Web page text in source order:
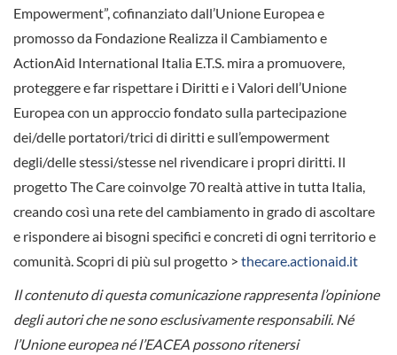
Empowerment”, cofinanziato dall’Unione Europea e
promosso da Fondazione Realizza il Cambiamento e
ActionAid International Italia E.T.S. mira a promuovere,
proteggere e far rispettare i Diritti e i Valori dell’Unione
Europea con un approccio fondato sulla partecipazione
dei/delle portatori/trici di diritti e sull’empowerment
degli/delle stessi/stesse nel rivendicare i propri diritti. Il
progetto The Care coinvolge 70 realtà attive in tutta Italia,
creando così una rete del cambiamento in grado di ascoltare
e rispondere ai bisogni specifici e concreti di ogni territorio e
comunità. Scopri di più sul progetto > thecare.actionaid.it
Il contenuto di questa comunicazione rappresenta l’opinione
degli autori che ne sono esclusivamente responsabili. Né
l’Unione europea né l’EACEA possono ritenersi